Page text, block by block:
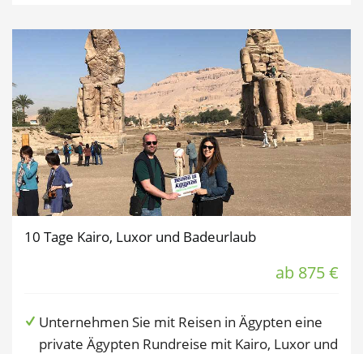
10 Tage Kairo, Luxor und Badeurlaub
ab 875 €
Unternehmen Sie mit Reisen in Ägypten eine
private Ägypten Rundreise mit Kairo, Luxor und